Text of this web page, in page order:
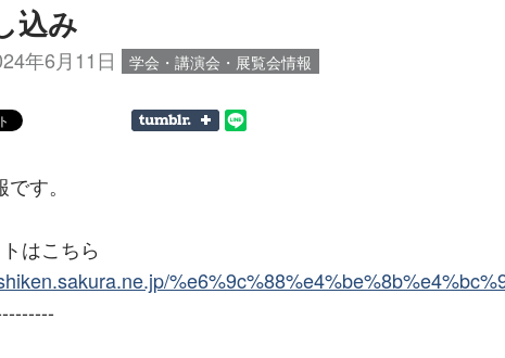
込み
年6月11日 学会・講演会・展覧会情報
す。
はこちら